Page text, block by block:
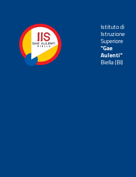
Istituto di
Istruzione
Superiore
"Gae
Aulenti"
Biella (BI)